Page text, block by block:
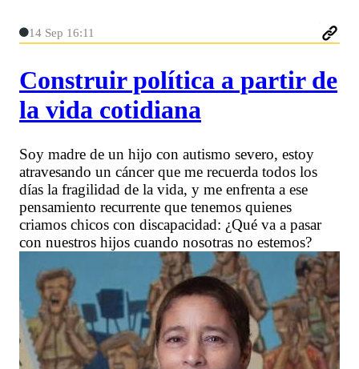
14 Sep 16:11
Construir política a partir de
la vida cotidiana
Soy madre de un hijo con autismo severo, estoy
atravesando un cáncer que me recuerda todos los
días la fragilidad de la vida, y me enfrenta a ese
pensamiento recurrente que tenemos quienes
criamos chicos con discapacidad: ¿Qué va a pasar
con nuestros hijos cuando nosotras no estemos?